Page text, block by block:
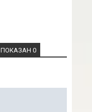
ПОКАЗАН 0